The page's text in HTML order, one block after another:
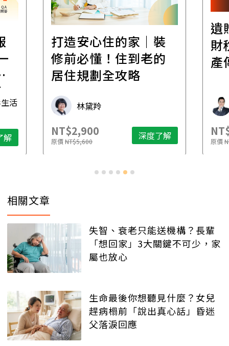
活
解
打造安心住的家｜裝
修前必懂！住到老的
居住規劃全攻略
林黛羚
NT$2,900
原價NT$5,600 深度了解
遺
財
產
原價
相關文章
失智、衰老只能送機構？長輩
「想回家」3大關鍵不可少，家
屬也放心
生命最後你想聽見什麼？女兒
趕病榻前「說出真心話」昏迷
父落淚回應